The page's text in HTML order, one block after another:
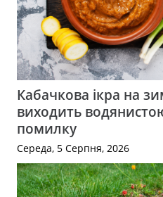
Кабачкова ікра на
виходить
помилку
Середа, 5 Серпня, 2026